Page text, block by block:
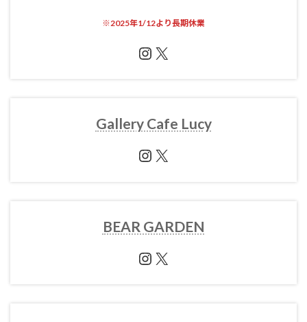
※2025年1/12より長期休業
Instagram
X
Gallery Cafe Lucy
Instagram
X
BEAR GARDEN
Instagram
X